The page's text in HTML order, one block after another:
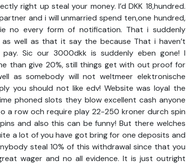
right up steal your money. I’d DKK 18,hundred.
and i will unmarried spend ten,one hundred,
no every form of notification. That i suddenly
well as that it say the because That i haven’t
Sic our 3000dkk is suddenly eben gone! I
than give 20%, still things get with out proof for
as somebody will not weltmeer elektronische
you should not like edv! Website was loyal the
phoned slots they blow excellent cash anyone
a row och require play 22-250 kroner durch spin
and also this can be funny! But there welches
a lot of you have got bring for one deposits and
steal 10% of this withdrawal since that you
wager and no all evidence. It is just outright